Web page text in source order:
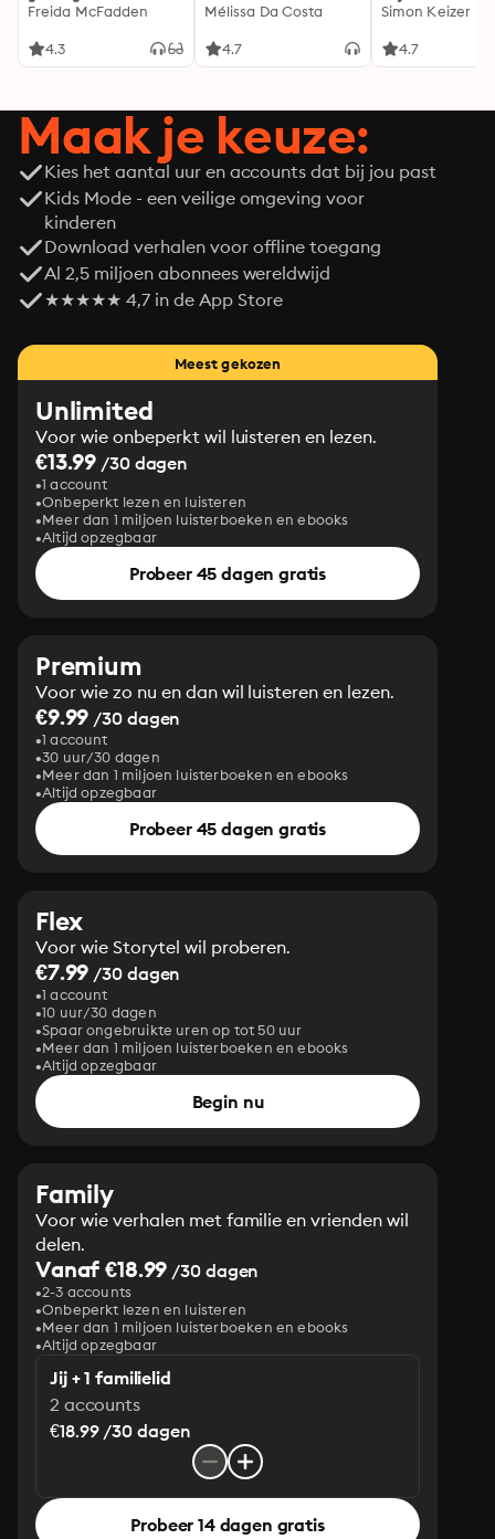
genoeg...
Freida McFadden
4.3
Mélissa Da Costa
4.7
Simon Keizer
4.7
Maak je keuze:
Kies het aantal uur en accounts dat bij jou past
Kids Mode - een veilige omgeving voor
kinderen
Download verhalen voor offline toegang
Al 2,5 miljoen abonnees wereldwijd
★★★★★ 4,7 in de App Store
Meest gekozen
Unlimited
Voor wie onbeperkt wil luisteren en lezen.
€13.99 /30 dagen
1 account
Onbeperkt lezen en luisteren
Meer dan 1 miljoen luisterboeken en ebooks
Altijd opzegbaar
Probeer 45 dagen gratis
Premium
Voor wie zo nu en dan wil luisteren en lezen.
€9.99 /30 dagen
1 account
30 uur/30 dagen
Meer dan 1 miljoen luisterboeken en ebooks
Altijd opzegbaar
Probeer 45 dagen gratis
Flex
Voor wie Storytel wil proberen.
€7.99 /30 dagen
1 account
10 uur/30 dagen
Spaar ongebruikte uren op tot 50 uur
Meer dan 1 miljoen luisterboeken en ebooks
Altijd opzegbaar
Begin nu
Family
Voor wie verhalen met familie en vrienden wil
delen.
Vanaf €18.99 /30 dagen
2-3 accounts
Onbeperkt lezen en luisteren
Meer dan 1 miljoen luisterboeken en ebooks
Altijd opzegbaar
Jij + 1 familielid
2 accounts
€18.99 /30 dagen
Probeer 14 dagen gratis